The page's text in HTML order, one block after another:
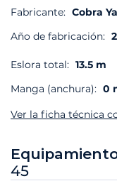
Fabricante: Cobra
Año de fabricación:
Eslora total: 13.5 m
Manga (anchura): 0
Ver la ficha técnica
45